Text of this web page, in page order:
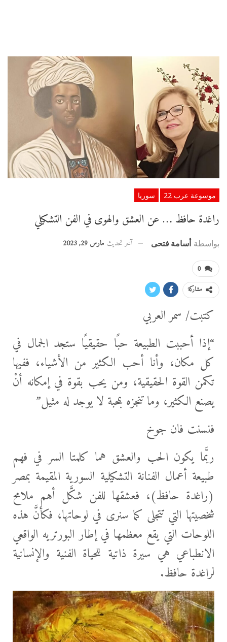
موسوعة عرب 22 سوريا
راغدة حافظ … عن العشق والهوى في الفن التشكيلي
بواسطة أسامة فتحى آخر تحديث مارس 29, 2023
0
مشاركة
كتبت/ سمر العربي
“إذا أحببت الطبيعة حبًا حقيقيًا ستجد الجمال في
كل مكان، وأنا أحب الكثير من الأشياء، ففيها
تكمن القوة الحقيقية، ومن يحب بقوة في إمكانه أنْ
يصنع الكثير، وما تنجزه بمحبة لا يوجد له مثيل”
فنسنت فان جوخ
ربَّما يكون الحب والعشق هما كلمتا السر في فهم
طبيعة أعمال الفنانة التشكيلية السورية المقيمة بمصر
(راغدة حافظ)، فعشقها للفن شكَّل أهم ملامح
شخصيتها التي تتجلى كما سنرى في لوحاتها، فكأنَّ هذه
اللوحات التي يقع معظمها في إطار البورتريه الواقعي
الانطباعي هي سيرة ذاتية للحياة الفنية والإنسانية
لراغدة حافظ.